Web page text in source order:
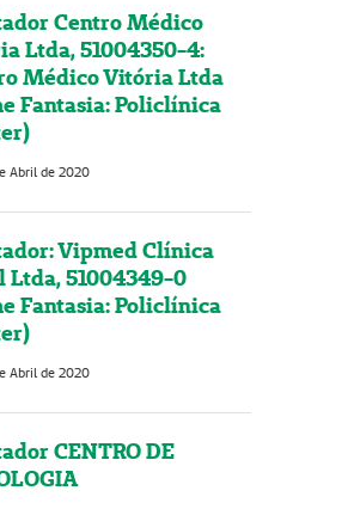
Centro Médico
Ltda, 51004350-4:
Médico Vitória Ltda
Fantasia: Policlínica
Abril de 2020
Vipmed Clínica
Ltda, 51004349-0
Fantasia: Policlínica
Abril de 2020
CENTRO DE